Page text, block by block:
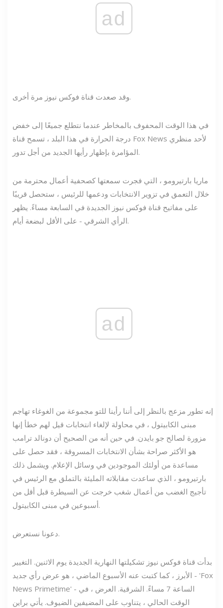
ad
وقد صعدت قناة فوكس نيوز مرة أخرى.
في هذا الوقت المحفوف بالمخاطر عندما نتطلع جميعًا إلى خفض
درجة الحرارة في هذا البلد ، تسمح قناة Fox News لأحد منظري
المؤامرة بإظهار رأيها الجديد من أجل تدور.
ماريا بارتيرومو ، التي فجرت سمعتها كصحفية أعمال محترمة من
خلال التعمق في تزوير الانتخابات ودعمها للرئيس ، ستحصل قريبًا
على مفاتيح قناة فوكس نيوز الجديدة في السابعة مساءً. يظهر
الرأي الشرقي - على الأقل لبضعة أيام.
ad
إنه تطور مزعج بالنظر إلى أننا رأينا للتو مجموعة من الغوغاء تهاجم
مبنى الكابيتول ، في محاولة لإلغاء انتخابات قيل لهم خطأ إنها
مزورة لصالح جو بايدن. في حين أنه من الصحيح أن دونالد ترامب
هو الأكثر صراحة بشأن الانتخابات المسروقة ، فقد حصل على
مساعدة من أولئك الموجودين في وسائل الإعلام. ويشمل ذلك
بارتيرومو ، الذي ساعدت مقابلاته المليئة بالتملق مع الرئيس في
تأجيج الغضب من أعمال شغب خرجت عن السيطرة قبل أقل من
أسبوعين في مبنى الكابيتول.
دعونا نستعرض.
بدأت قناة فوكس نيوز تشكيلتها النهارية الجديدة يوم الاثنين. التغيير
الأبرز ، كما كتبت عنه الأسبوع الماضي ، هو عرض رأي جديد - 'Fox
News Primetime' - الساعة 7 مساءً. الشرقية. العرض ، في
الوقت الحالي ، يتناوب على المضيفين الضيوف. يأتي براين